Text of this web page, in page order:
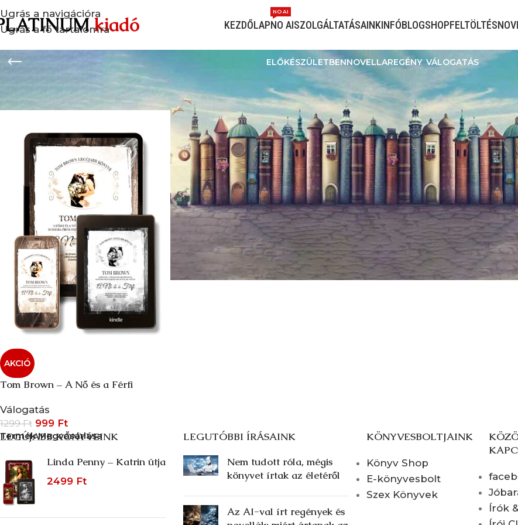
Ugrás a navigációra
Ugrás a fő tartalomra
KEZDŐLAPNO AI
NO AI
SZOLGÁLTATÁSAINKINFÓBLOGSHOPFELTÖLTÉS
ELŐKÉSZÜLETBENNOVELLAREGÉNY VÁLOGATÁS
AKCIÓ
Tom Brown – A Nő és a Férfi
Válogatás
1299Ft 999 Ft
Termék Megvásárlása
LEGÚJABB KÖNYVEINK
Linda Penny – Katrin útja
2499 Ft
LEGUTÓBBI ÍRÁSAINK
Nem tudott róla, mégis
könyvet írtak az életéről
Az AI-val írt regények és
KÖNYVESBOLTJAINK
Könyv Shop
E-könyvesbolt
Szex Könyvek
Írók